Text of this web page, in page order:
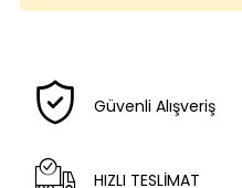
Güvenli Alışveriş
HIZLI TESLİMAT